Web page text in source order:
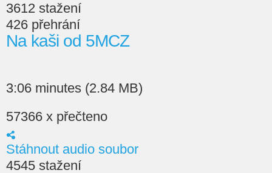
3612 stažení
426 přehrání
Na kaši od 5MCZ
3:06 minutes (2.84 MB)
57366 x přečteno
Stáhnout audio soubor
4545 stažení